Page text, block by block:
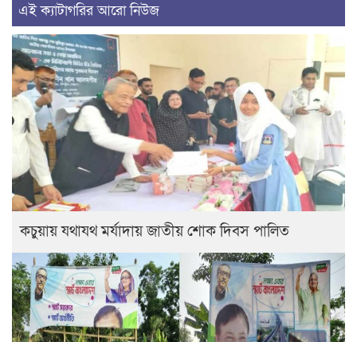
এই ক্যাটাগরির আরো নিউজ
কচুয়ায় যথাযথ মর্যাদায় জাতীয় শোক দিবস পালিত